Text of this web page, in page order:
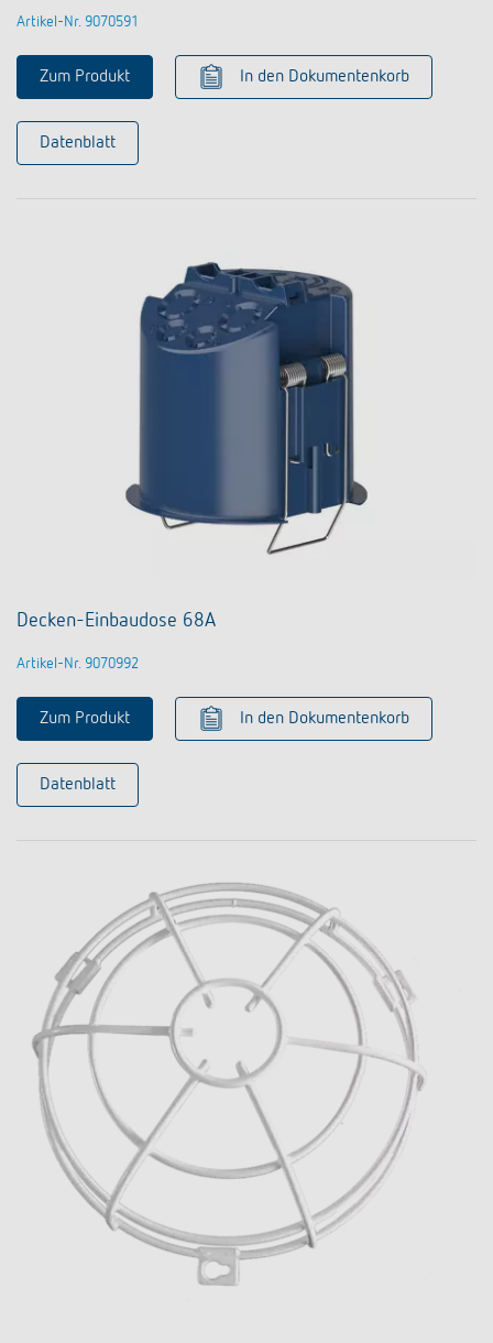
Artikel-Nr. 9070591
Zum Produkt In den Dokumentenkorb
Datenblatt
Decken-Einbaudose 68A
Artikel-Nr. 9070992
Zum Produkt In den Dokumentenkorb
Datenblatt